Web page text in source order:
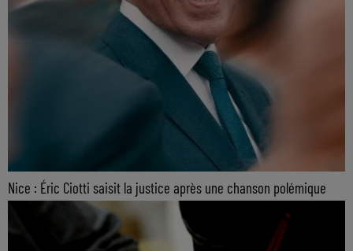
Nice : Éric Ciotti saisit la justice après une chanson polémique